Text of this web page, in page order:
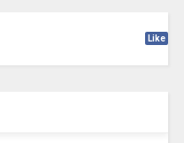
Like